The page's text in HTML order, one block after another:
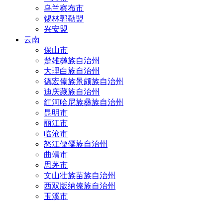
乌兰察布市
锡林郭勒盟
兴安盟
云南
保山市
楚雄彝族自治州
大理白族自治州
德宏傣族景颇族自治州
迪庆藏族自治州
红河哈尼族彝族自治州
昆明市
丽江市
临沧市
怒江傈僳族自治州
曲靖市
思茅市
文山壮族苗族自治州
西双版纳傣族自治州
玉溪市